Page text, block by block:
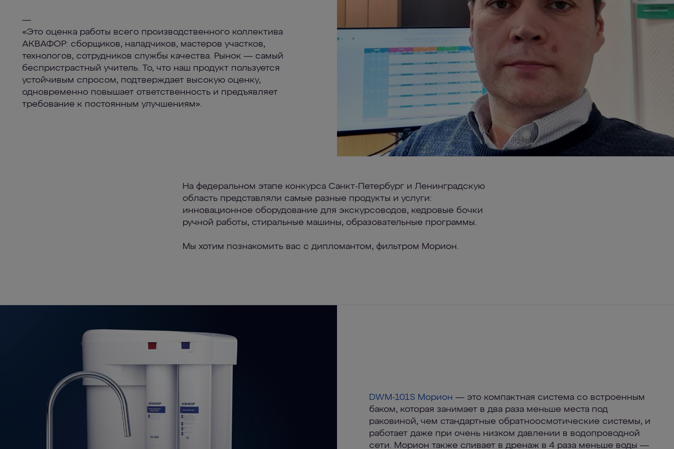
—
«Это оценка работы всего производственного коллектива
АКВАФОР: сборщиков, наладчиков, мастеров участков,
технологов, сотрудников службы качества. Рынок — самый
беспристрастный учитель. То, что наш продукт пользуется
устойчивым спросом, подтверждает высокую оценку,
одновременно повышает ответственность и предъявляет
требование к постоянным улучшениям».
На федеральном этапе конкурса Санкт-Петербург и Ленинградскую
область представляли самые разные продукты и услуги:
инновационное оборудование для экскурсоводов, кедровые бочки
ручной работы, стиральные машины, образовательные программы.
Мы хотим познакомить вас с дипломантом, фильтром Морион.
DWM-101S Морион — это компактная система со встроенным
баком, которая занимает в два раза меньше места под
раковиной, чем стандартные обратноосмотические системы, и
работает даже при очень низком давлении в водопроводной
сети. Морион также сливает в дренаж в 4 раза меньше воды —